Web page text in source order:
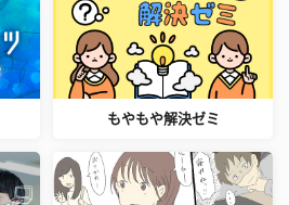
もやもや解決ゼミ